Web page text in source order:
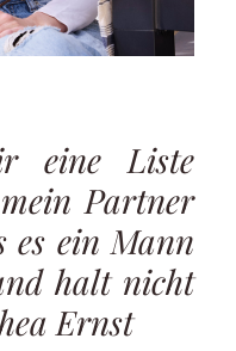
eine Liste
Partner
es ein Mann
halt nicht
Ernst